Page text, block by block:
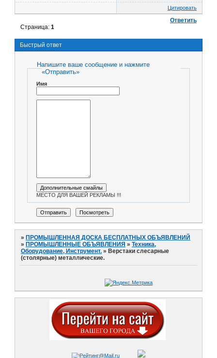
Цитировать
Ответить
Страница:1
Быстрый ответ
Напишите ваше сообщение и нажмите
«Отправить»
Имя
МЕСТО ДЛЯ ВАШЕЙ РЕКЛАМЫ !!!
» ПРОМЫШЛЕННАЯ ДОСКА БЕСПЛАТНЫХ ОБЪЯВЛЕНИЙ
» ПРОМЫШЛЕННЫЕ ОБЪЯВЛЕНИЯ »Техника,
Оборудование, Инструмент. » Верстаки слесарные
(столярные) металлические.